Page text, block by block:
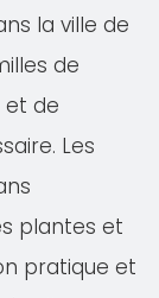
la ville de
de
et de
Les
plantes et
pratique et